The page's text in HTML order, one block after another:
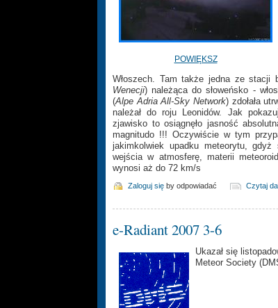
POWIĘKSZ
Włoszech. Tam także jedna ze stacji
Wenecji) należąca do słoweńsko -
(Alpe Adria All-Sky Network) zdołała
należał do roju Leonidów. Jak
zjawisko to osiągnęło jasność
magnitudo !!! Oczywiście w tym
jakimkolwiek upadku meteorytu, gdyż
wejścia w atmosferę, materii
wynosi aż do 72 km/s
Zaloguj się by odpowiadać Czytaj
e-Radiant 2007 3-6
Ukazał się
Meteor Society